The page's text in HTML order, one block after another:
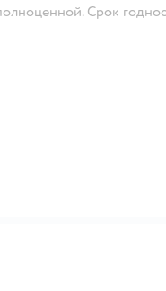
Срок